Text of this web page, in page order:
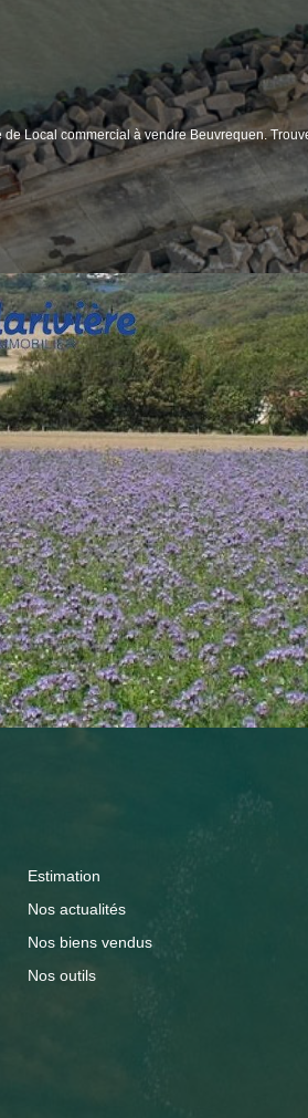
Local commercial à vendre Beuvrequen.
Estimation
Nos actualités
Nos biens vendus
Nos outils